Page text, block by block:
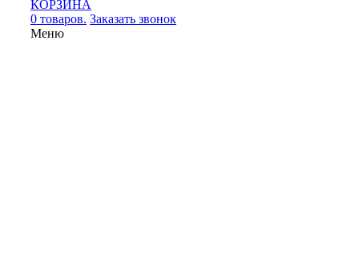
КОРЗИНА
0 товаров. Заказать звонок
Меню